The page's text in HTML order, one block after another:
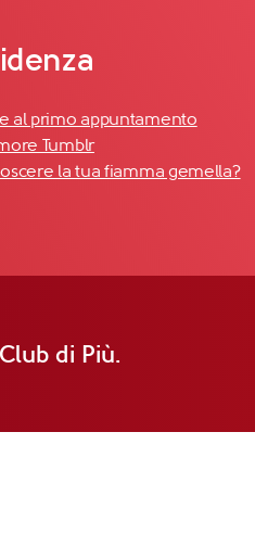
al primo appuntamento
Tumblr
la tua fiamma gemella?
di Più.